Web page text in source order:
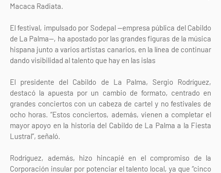
Macaca Radiata.
El festival, impulsado por Sodepal —empresa pública del Cabildo
de La Palma—, ha apostado por las grandes figuras de la música
hispana junto a varios artistas canarios, en la línea de continuar
dando visibilidad al talento que hay en las islas
El presidente del Cabildo de La Palma, Sergio Rodríguez,
destacó la apuesta por un cambio de formato, centrado en
grandes conciertos con un cabeza de cartel y no festivales de
ocho horas. “Estos conciertos, además, vienen a completar el
mayor apoyo en la historia del Cabildo de La Palma a la Fiesta
Lustral”, señaló.
Rodríguez, además, hizo hincapié en el compromiso de la
Corporación insular por potenciar el talento local, ya que “cinco